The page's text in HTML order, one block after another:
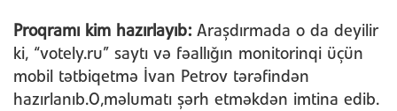
Proqramı kim hazırlayıb: Araşdırmada o da deyilir
ki, “votely.ru” saytı və fəallığın monitorinqi üçün
mobil tətbiqetmə İvan Petrov tərəfindən
hazırlanıb.O,məlumatı şərh etməkdən imtina edib.